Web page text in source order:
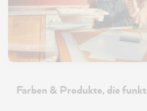
Farben & Produkte, die